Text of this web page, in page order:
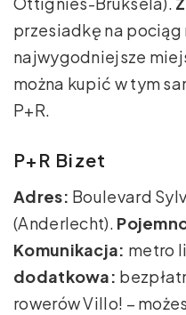
przesiadkę na pociąg
najwygodniejsze
można kupić w tym
P+R.
P+R Bizet
Adres: Boulevard
(Anderlecht).
Komunikacja: metro
dodatkowa:
rowerów Villo! –